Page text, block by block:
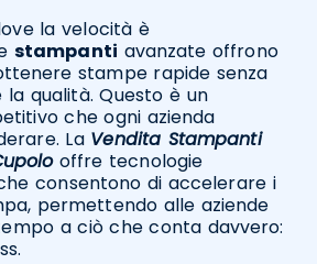
la velocità è
stampanti avanzate offrono
stampe rapide senza
qualità. Questo è un
che ogni azienda
La Vendita Stampanti
offre tecnologie
consentono di accelerare i
permettendo alle aziende
a ciò che conta davvero: